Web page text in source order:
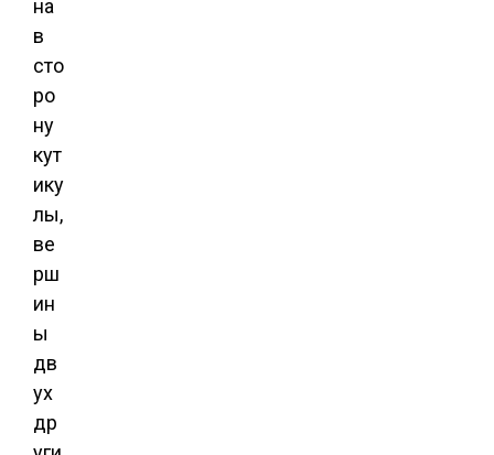
на
в
сто
ро
ну
кут
ику
лы,
ве
рш
ин
ы
дв
ух
др